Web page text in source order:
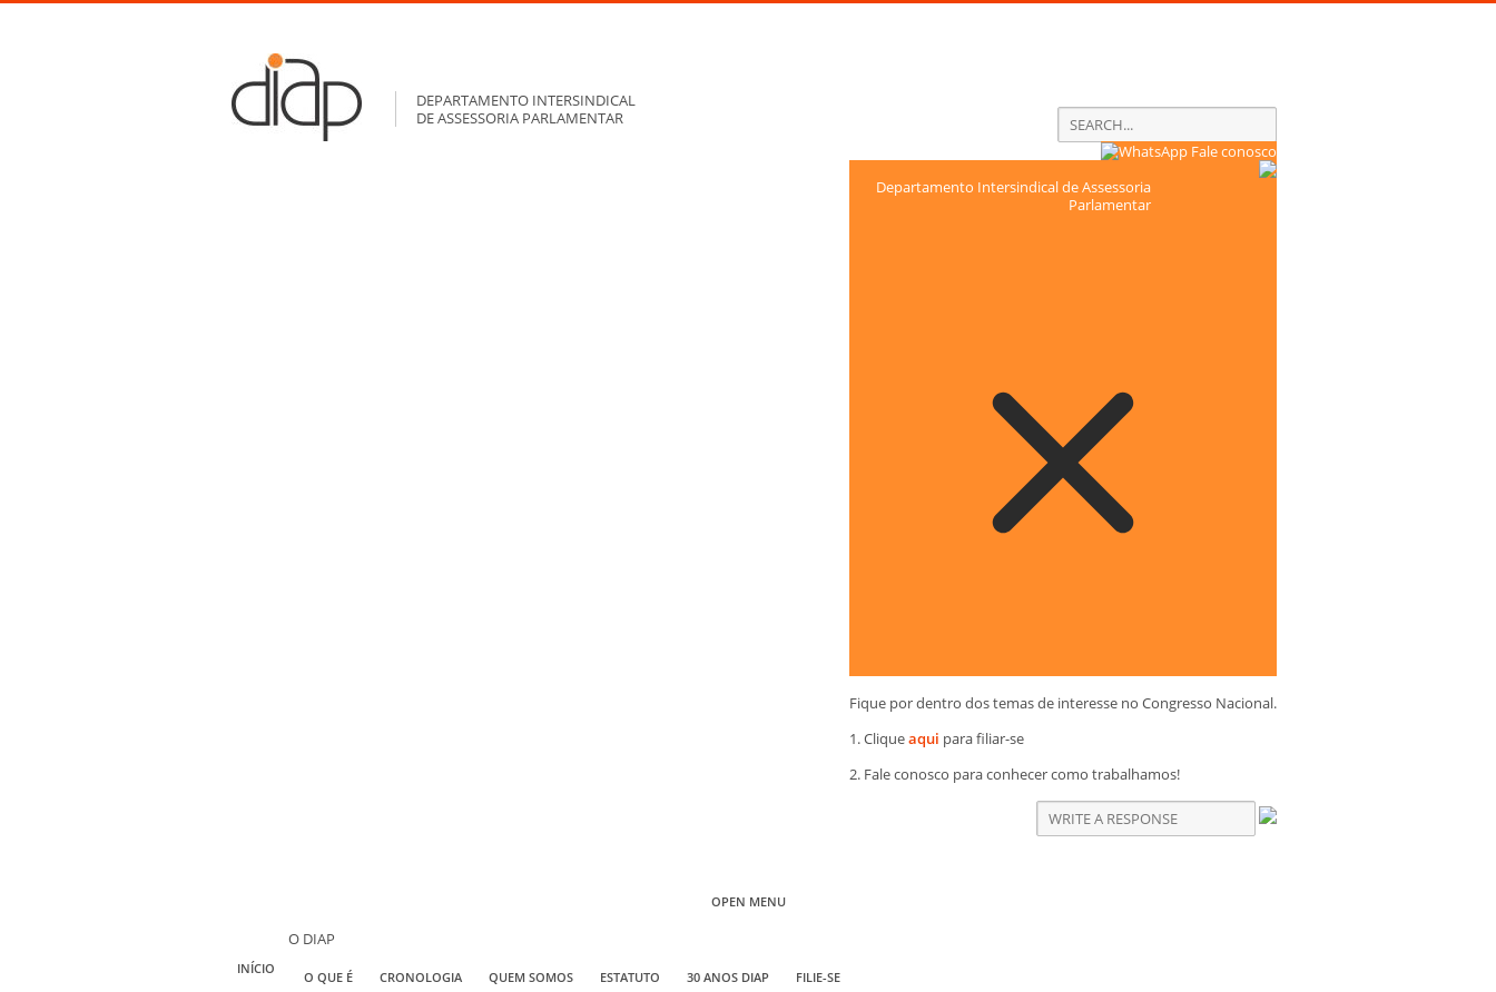
DEPARTAMENTO INTERSINDICAL
DE ASSESSORIA PARLAMENTAR
Fale conosco
Departamento Intersindical de Assessoria
Parlamentar
Fique por dentro dos temas de interesse no Congresso Nacional.
1. Cliqueaqui para filiar-se
2. Fale conosco para conhecer como trabalhamos!
OPEN MENU
INÍCIO
O DIAP
O QUE É CRONOLOGIA QUEM SOMOS ESTATUTO 30 ANOS DIAP FILIE-SE